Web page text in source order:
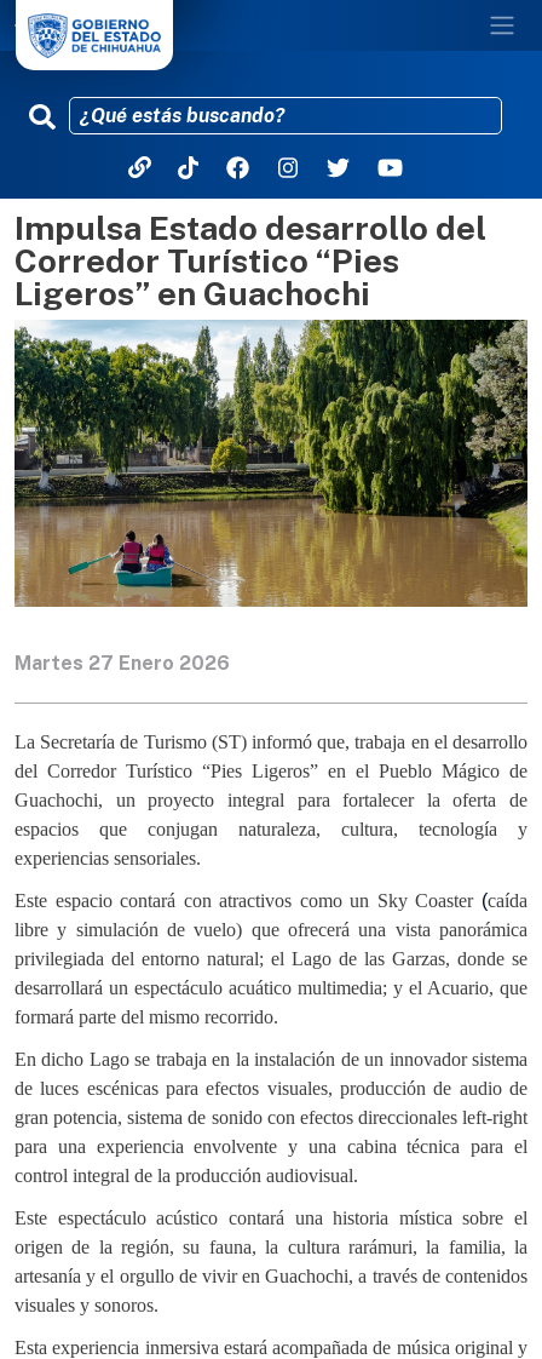
Pasar al contenido principal
Impulsa Estado desarrollo del
Corredor Turístico “Pies
Ligeros” en Guachochi
Martes 27 Enero 2026
La Secretaría de Turismo (ST) informó que, trabaja en el desarrollo
del Corredor Turístico “Pies Ligeros” en el Pueblo Mágico de
Guachochi, un proyecto integral para fortalecer la oferta de
espacios que conjugan naturaleza, cultura, tecnología y
experiencias sensoriales.
Este espacio contará con atractivos como un Sky Coaster(caída
libre y simulación de vuelo) que ofrecerá una vista panorámica
privilegiada del entorno natural; el Lago de las Garzas, donde se
desarrollará un espectáculo acuático multimedia; y el Acuario, que
formará parte del mismo recorrido.
En dicho Lago se trabaja en la instalación de un innovador sistema
de luces escénicas para efectos visuales, producción de audio de
gran potencia, sistema de sonido con efectos direccionales left-right
para una experiencia envolvente y una cabina técnica para el
control integral de la producción audiovisual.
Este espectáculo acústico contará una historia mística sobre el
origen de la región, su fauna, la cultura rarámuri, la familia, la
artesanía y el orgullo de vivir en Guachochi, a través de contenidos
visuales y sonoros.
Esta experiencia inmersiva estará acompañada de música original y